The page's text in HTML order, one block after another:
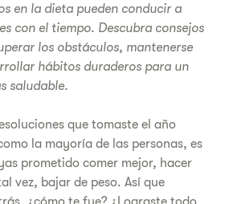
en la dieta pueden conducir a
con el tiempo. Descubra consejos
los obstáculos, mantenerse
hábitos duraderos para un
saludable.
que tomaste el año
la mayoría de las personas, es
prometido comer mejor, hacer
vez, bajar de peso. Así que